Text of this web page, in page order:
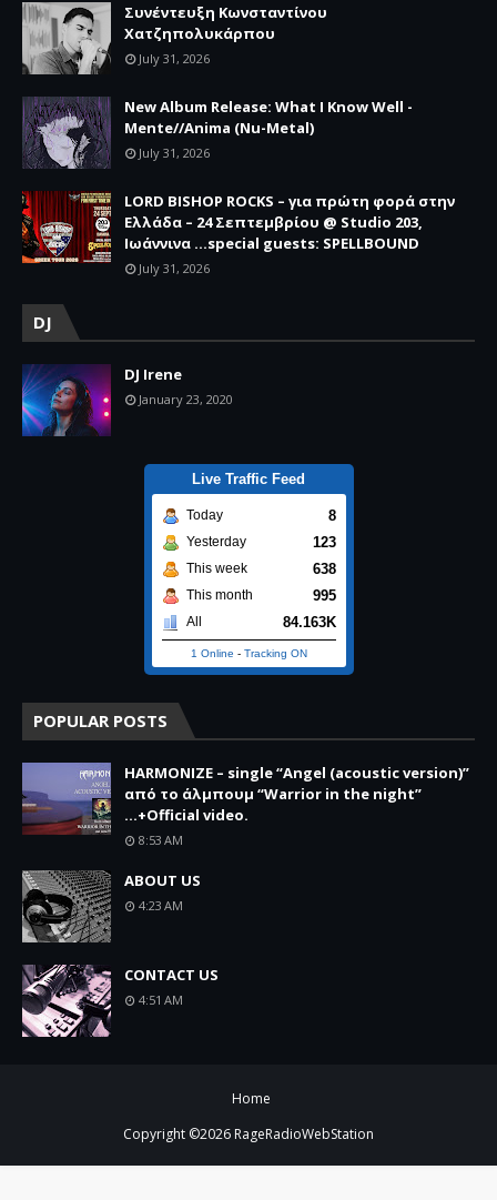
Συνέντευξη Κωνσταντίνου
Χατζηπολυκάρπου
July 31, 2026
New Album Release: What I Know Well -
Mente//Anima (Nu-Metal)
July 31, 2026
LORD BISHOP ROCKS – για πρώτη φορά στην
Ελλάδα – 24 Σεπτεμβρίου @ Studio 203,
Ιωάννινα …special guests: SPELLBOUND
July 31, 2026
DJ
DJ Irene
January 23, 2020
Live Traffic Feed
Today 8
Yesterday 123
This week 638
This month 995
All 84.163K
1 Online - Tracking ON
POPULAR POSTS
HARMONIZE – single “Angel (acoustic version)”
από το άλμπουμ “Warrior in the night”
...+Official video.
8:53 AM
ABOUT US
4:23 AM
CONTACT US
4:51 AM
Home
Copyright ©2026 RageRadioWebStation